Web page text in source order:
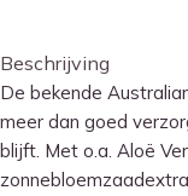
Beschrijving
De bekende
meer dan goed
blijft. Met o.a. Aloë